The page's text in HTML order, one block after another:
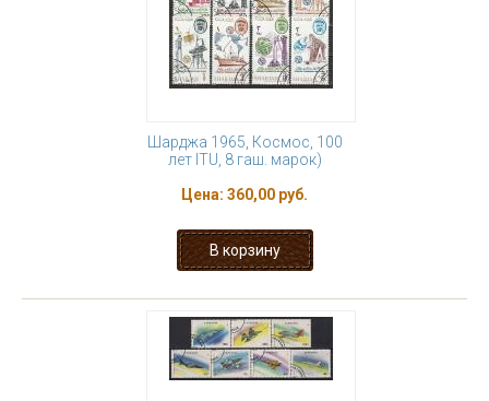
Шарджа 1965, Космос, 100
лет ITU, 8 гаш. марок)
Цена: 360,00 руб.